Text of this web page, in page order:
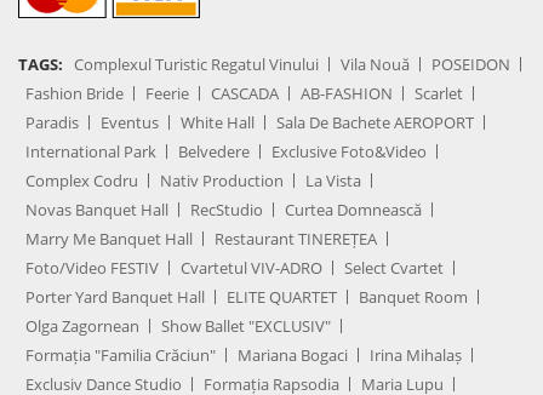
TAGS: Complexul Turistic Regatul Vinului Vila Nouă
POSEIDON
Fashion Bride
Feerie CASCADA AB-FASHION
Scarlet
Paradis
Eventus White Hall
Sala De Bachete AEROPORT
International Park
Belvedere
Exclusive Foto&Video
Complex Codru
Nativ Production
La Vista
Novas Banquet Hall
RecStudio
Curtea Domnească
Marry Me Banquet Hall
Restaurant TINEREȚEA
Foto/Video FESTIV
Cvartetul VIV-ADRO
Select Cvartet
Porter Yard Banquet Hall
ELITE QUARTET
Banquet Room
Olga Zagornean
Show Ballet "EXCLUSIV"
Formația "Familia Crăciun"
Mariana Bogaci
Irina Mihalaș
Exclusiv Dance Studio
Formația Rapsodia Maria Lupu